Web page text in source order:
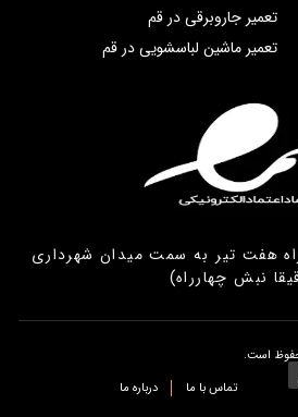
تعمیر جاروبرقی در قم
تعمیر ماشین لباسشویی در قم
هفت تیر به سمت میدان شهرداری
نبش چهارراه)
است.
تماس با ما
درباره ما